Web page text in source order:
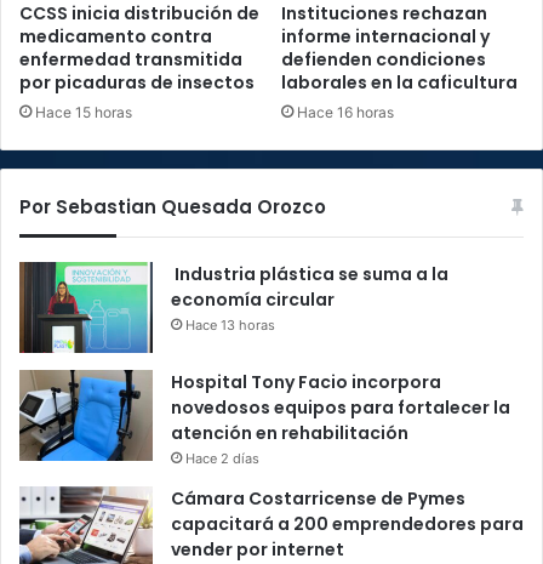
CCSS inicia distribución de
medicamento contra
enfermedad transmitida
por picaduras de insectos
Hace 15 horas
Instituciones rechazan
informe internacional y
defienden condiciones
laborales en la caficultura
Hace 16 horas
Por Sebastian Quesada Orozco
Industria plástica se suma a la
economía circular
Hace 13 horas
Hospital Tony Facio incorpora
novedosos equipos para fortalecer la
atención en rehabilitación
Hace 2 días
Cámara Costarricense de Pymes
capacitará a 200 emprendedores para
vender por internet